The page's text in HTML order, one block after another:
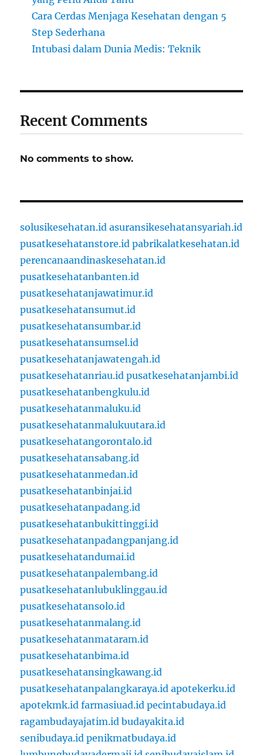
Cara Cerdas Menjaga Kesehatan dengan 5
Step Sederhana
Intubasi dalam Dunia Medis: Teknik
Recent Comments
No comments to show.
solusikesehatan.id asuransikesehatansyariah.id
pusatkesehatanstore.id pabrikalatkesehatan.id
perencanaandinaskesehatan.id
pusatkesehatanbanten.id
pusatkesehatanjawatimur.id
pusatkesehatansumut.id
pusatkesehatansumbar.id
pusatkesehatansumsel.id
pusatkesehatanjawatengah.id
pusatkesehatanriau.id pusatkesehatanjambi.id
pusatkesehatanbengkulu.id
pusatkesehatanmaluku.id
pusatkesehatanmalukuutara.id
pusatkesehatangorontalo.id
pusatkesehatansabang.id
pusatkesehatanmedan.id
pusatkesehatanbinjai.id
pusatkesehatanpadang.id
pusatkesehatanbukittinggi.id
pusatkesehatanpadangpanjang.id
pusatkesehatandumai.id
pusatkesehatanpalembang.id
pusatkesehatanlubuklinggau.id
pusatkesehatansolo.id
pusatkesehatanmalang.id
pusatkesehatanmataram.id
pusatkesehatanbima.id
pusatkesehatansingkawang.id
pusatkesehatanpalangkaraya.id apotekerku.id
apotekmk.id farmasiuad.id pecintabudaya.id
ragambudayajatim.id budayakita.id
senibudaya.id penikmatbudaya.id